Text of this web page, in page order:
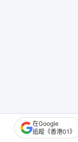
文章僅屬作者意
在Google
追蹤《香港01》